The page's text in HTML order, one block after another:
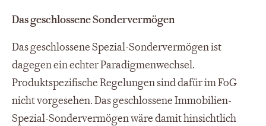
Das geschlossene Sondervermögen
Das geschlossene Spezial-Sondervermögen ist
dagegen ein echter Paradigmenwechsel.
Produktspezifische Regelungen sind dafür im FoG
nicht vorgesehen. Das geschlossene Immobilien-
Spezial-Sondervermögen wäre damit hinsichtlich